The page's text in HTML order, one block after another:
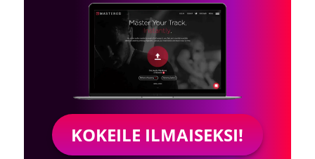
KOKEILE ILMAISEKSI!